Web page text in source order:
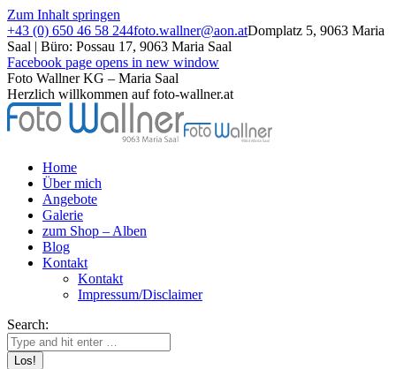
Zum Inhalt springen
+43 (0) 650 46 58 244foto.wallner@aon.atDomplatz 5, 9063 Maria
Saal | Büro: Possau 17, 9063 Maria Saal
Facebook page opens in new window
Foto Wallner KG – Maria Saal
Herzlich willkommen auf foto-wallner.at
Home
Über mich
Angebote
Galerie
zum Shop – Alben
Blog
Kontakt
Kontakt
Impressum/Disclaimer
Search: